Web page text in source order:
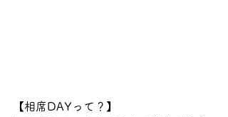
【相席DAYって？】